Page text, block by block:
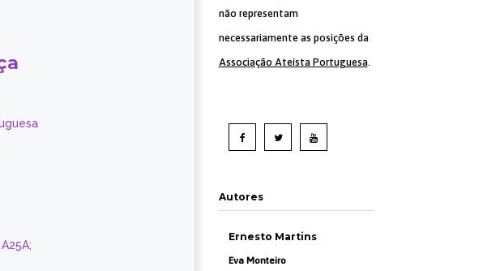
não representam
necessariamente as posições da
Associação Ateísta Portuguesa.
Autores
Ernesto Martins
Eva Monteiro